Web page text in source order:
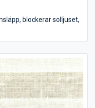
blockerar solljuset,